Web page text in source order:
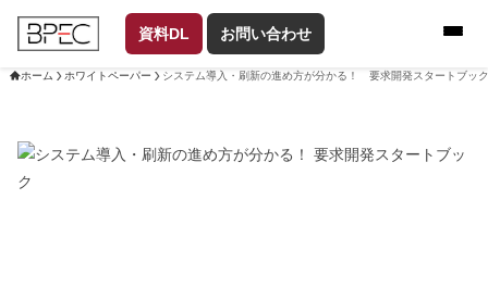
資料DL お問い合わせ
ホーム ホワイトペーパー システム導入・刷新の進め方が分かる！ 要求開発スタートブック